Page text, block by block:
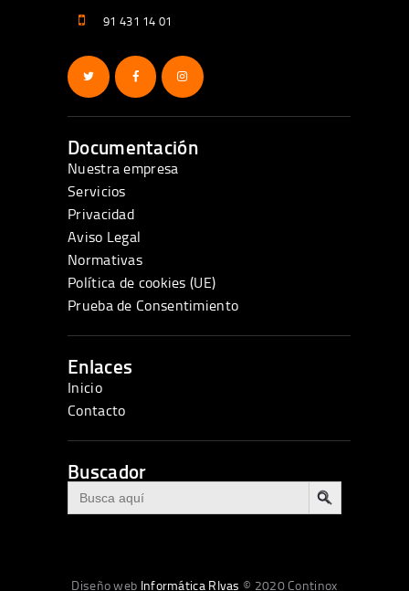
91 431 14 01
Documentación
Nuestra empresa
Servicios
Privacidad
Aviso Legal
Normativas
Política de cookies (UE)
Prueba de Consentimiento
Enlaces
Inicio
Contacto
Buscador
Buscar: BOTÓN DE BÚSQUEDA
Diseño web Informática RIvas © 2020 Continox